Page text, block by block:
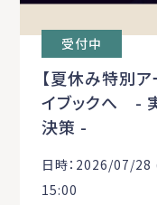
受付中
【夏休み特別
イブックへ -
決策 -
日時：2026/07/
15:00